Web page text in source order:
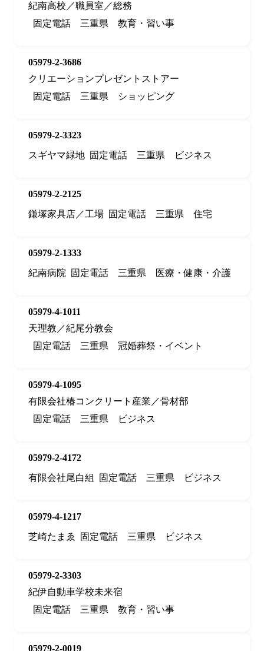
紀南高校／職員室／総務
固定電話
三重県 教育・習い事
05979-2-3686
クリエーションプレゼントストアー
固定電話
三重県 ショッピング
05979-2-3323
スギヤマ緑地 固定電話 三重県 ビジネス
05979-2-2125
鎌塚家具店／工場 固定電話 三重県 住宅
05979-2-1333
紀南病院
固定電話 三重県 医療・健康・介護
05979-4-1011
天理教／紀尾分教会
固定電話
三重県 冠婚葬祭・イベント
05979-4-1095
有限会社椿コンクリート産業／骨材部
固定電話
三重県 ビジネス
05979-2-4172
有限会社尾白組
固定電話 三重県 ビジネス
05979-4-1217
芝崎たまゑ
固定電話 三重県 ビジネス
05979-2-3303
紀伊自動車学校未来宿
固定電話
三重県 教育・習い事
05979-2-0019